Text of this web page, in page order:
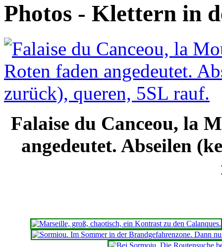
Photos - Klettern in
Falaise du Canceou, la
angedeutet. Abseilen